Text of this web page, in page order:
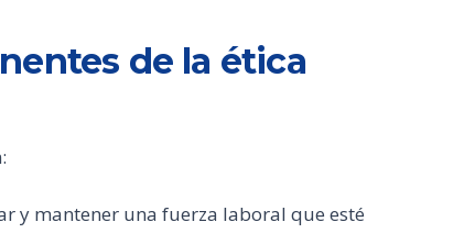
de la ética
y mantener una fuerza laboral que esté